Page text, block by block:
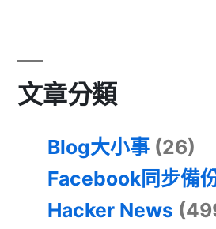
文章分類
Blog大小事 (26)
Facebook同步備
Hacker News